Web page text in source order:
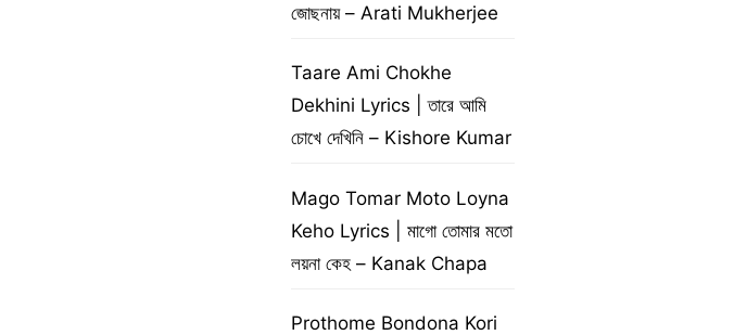
জোছনায় – Arati Mukherjee
Taare Ami Chokhe
Dekhini Lyrics | তারে আমি
চোখে দেখিনি – Kishore Kumar
Mago Tomar Moto Loyna
Keho Lyrics | মাগো তোমার মতো
লয়না কেহ – Kanak Chapa
Prothome Bondona Kori